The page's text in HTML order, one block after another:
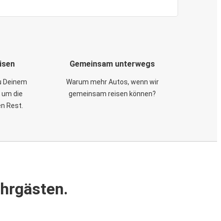
Deinem
die
Rest.
Gemeinsam unterwegs
Warum mehr Autos, wenn wir
gemeinsam reisen können?